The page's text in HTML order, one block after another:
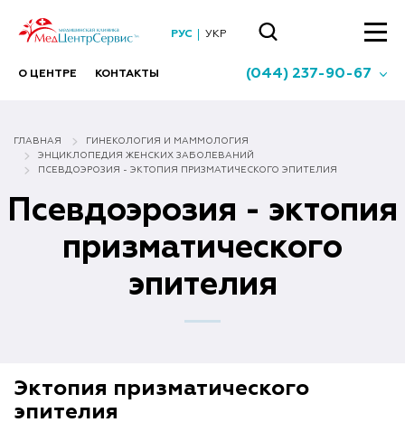
РУС УКР
О ЦЕНТРЕ КОНТАКТЫ (044) 237-90-67
ГЛАВНАЯ
ГИНЕКОЛОГИЯ И МАММОЛОГИЯ
ЭНЦИКЛОПЕДИЯ ЖЕНСКИХ ЗАБОЛЕВАНИЙ
ПСЕВДОЭРОЗИЯ - ЭКТОПИЯ ПРИЗМАТИЧЕСКОГО ЭПИТЕЛИЯ
Псевдоэрозия - эктопия
призматического
эпителия
Эктопия призматического
эпителия